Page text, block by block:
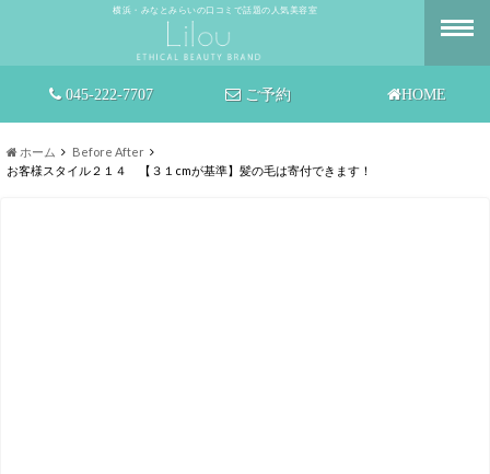
横浜・みなとみらいの口コミで話題の人気美容室
HOME
ご予約
045-222-7707
ホーム
Before After
お客様スタイル２１４ 【３１cmが基準】髪の毛は寄付できます！